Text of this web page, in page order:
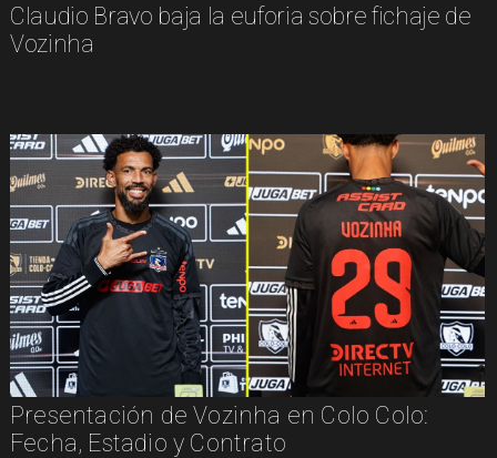
Claudio Bravo baja la euforia sobre fichaje de
Vozinha
Presentación de Vozinha en Colo Colo:
Fecha, Estadio y Contrato